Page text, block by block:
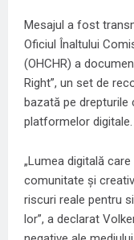
Mesajul a fost
Oficiul Înaltului
(OHCHR) a
Right”, un set de
bazată pe drepturile
platformelor digitale.
„Lumea digitală
comunitate și
riscuri reale pentru
lor”, a declarat